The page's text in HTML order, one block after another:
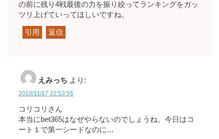
の前に残り4戦最後の力を振り絞ってランキングをガッ
ツリ上げていってほしいですね。
引用 返信
えみっち より:
2010/11/17 22:53:55
コリコリさん
本当にbet365はなぜやらないのでしょうね。今日はコ
ート１で第一シードなのに…